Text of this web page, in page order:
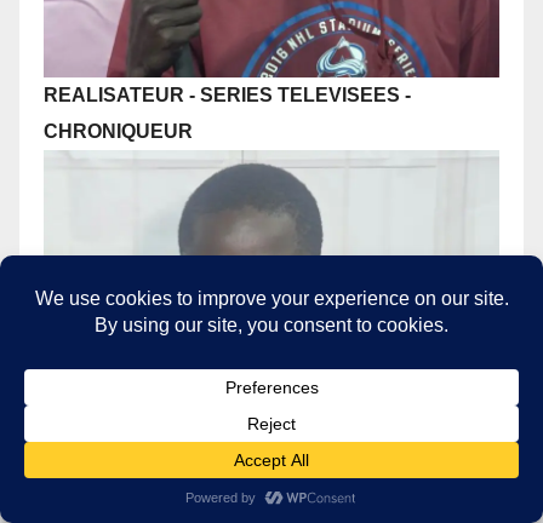
REALISATEUR - SERIES TELEVISEES -
CHRONIQUEUR